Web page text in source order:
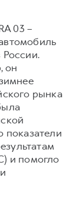
03 –
России.
он
рынка
показатели
и помогло